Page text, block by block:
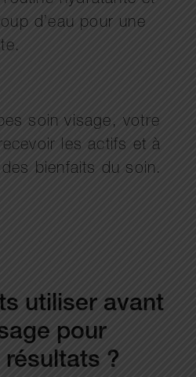
d’eau pour une
soin visage, votre
les actifs et à
bienfaits du soin.
utiliser avant
pour
?